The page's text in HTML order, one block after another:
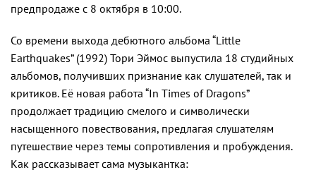
предпродаже с 8 октября в 10:00.
Со времени выхода дебютного альбома “Little
Earthquakes” (1992) Тори Эймос выпустила 18 студийных
альбомов, получивших признание как слушателей, так и
критиков. Её новая работа “In Times of Dragons”
продолжает традицию смелого и символически
насыщенного повествования, предлагая слушателям
путешествие через темы сопротивления и пробуждения.
Как рассказывает сама музыкантка: